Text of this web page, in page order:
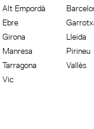
Alt Empordà
Ebre
Girona
Lleida
Manresa
Pirineu
Tarragona
Vallès
Vic